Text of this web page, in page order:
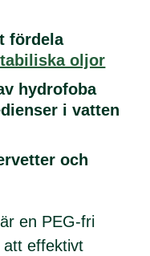
fördela
oljor
hydrofoba
i vatten
och
en PEG-fri
att effektivt